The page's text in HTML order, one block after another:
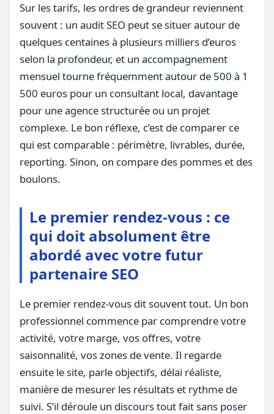
Sur les tarifs, les ordres de grandeur reviennent
souvent : un audit SEO peut se situer autour de
quelques centaines à plusieurs milliers d’euros
selon la profondeur, et un accompagnement
mensuel tourne fréquemment autour de 500 à 1
500 euros pour un consultant local, davantage
pour une agence structurée ou un projet
complexe. Le bon réflexe, c’est de comparer ce
qui est comparable : périmètre, livrables, durée,
reporting. Sinon, on compare des pommes et des
boulons.
Le premier rendez-vous : ce
qui doit absolument être
abordé avec votre futur
partenaire SEO
Le premier rendez-vous dit souvent tout. Un bon
professionnel commence par comprendre votre
activité, votre marge, vos offres, votre
saisonnalité, vos zones de vente. Il regarde
ensuite le site, parle objectifs, délai réaliste,
manière de mesurer les résultats et rythme de
suivi. S’il déroule un discours tout fait sans poser